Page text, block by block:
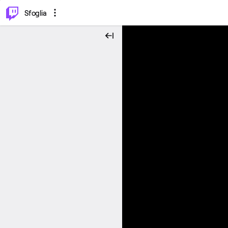
Sfoglia